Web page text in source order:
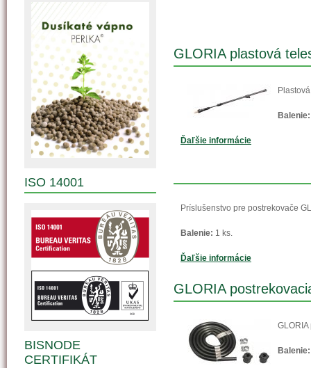
GLORIA plastová
Balenie:
Ďaľšie informácie
Príslušenstvo pre postrekovače
Balenie: 1 ks.
Ďaľšie informácie
GLORIA
Balenie:
ISO 14001
BISNODE
CERTIFIKÁT